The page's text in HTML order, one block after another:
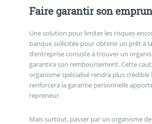
Faire garantir son
Une solution pour limiter les risques
banque sollicitée pour obtenir un prêt à
d’entreprise consiste à trouver un
garantira son remboursement. Cette
organisme spécialisé rendra plus
renforcera la garantie personnelle
repreneur.
Mais surtout, passer par un organisme